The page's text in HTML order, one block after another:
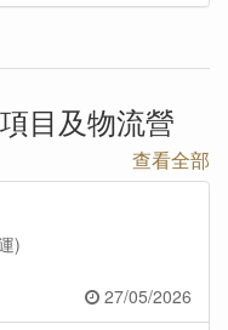
目及物流營
查看全部
)
27/05/2026